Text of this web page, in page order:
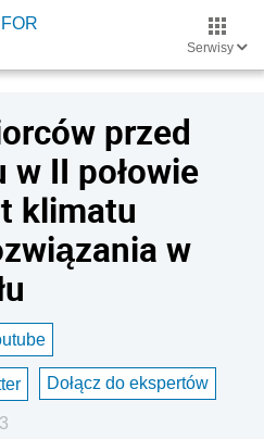
Serwisy
przed
II połowie
klimatu
w
Dołącz do ekspertów